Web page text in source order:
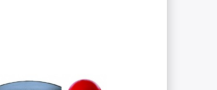
vor.
Zu diesem Produkt liegen noch keine Bewertungen vor.